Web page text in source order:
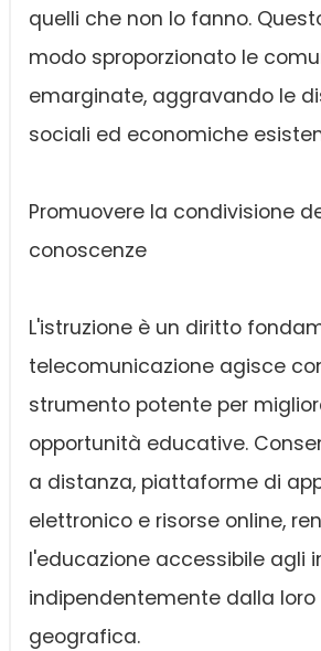
quelli che non lo fanno.
modo sproporzionato le
emarginate, aggravando le
sociali ed economiche
Promuovere la condivisione
conoscenze
L'istruzione è un diritto
telecomunicazione agisce
strumento potente per
opportunità educative.
a distanza, piattaforme di
elettronico e risorse online,
l'educazione accessibile agli
indipendentemente dalla loro
geografica.